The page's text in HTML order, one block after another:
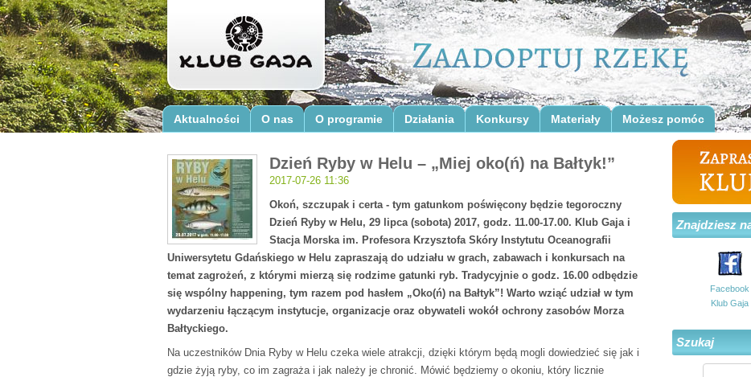
Aktualności O nas O programie Działania Konkursy Materiały Możesz pomóc
Dzień Ryby w Helu – „Miej oko(ń) na Bałtyk!”
2017-07-26 11:36
Okoń, szczupak i certa - tym gatunkom poświęcony będzie tegoroczny
Dzień Ryby w Helu, 29 lipca (sobota) 2017, godz. 11.00-17.00. Klub Gaja i
Stacja Morska im. Profesora Krzysztofa Skóry Instytutu Oceanografii
Uniwersytetu Gdańskiego w Helu zapraszają do udziału w grach, zabawach i konkursach na
temat zagrożeń, z którymi mierzą się rodzime gatunki ryb. Tradycyjnie o godz. 16.00 odbędzie
się wspólny happening, tym razem pod hasłem „Oko(ń) na Bałtyk”! Warto wziąć udział w tym
wydarzeniu łączącym instytucje, organizacje oraz obywateli wokół ochrony zasobów Morza
Bałtyckiego.
Na uczestników Dnia Ryby w Helu czeka wiele atrakcji, dzięki którym będą mogli dowiedzieć się jak i
gdzie żyją ryby, co im zagraża i jak należy je chronić. Mówić będziemy o okoniu, który licznie
Znajdziesz
Facebook
Klub Gaja
Szukaj